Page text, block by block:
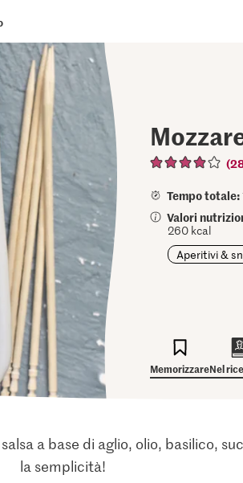
Tempo totale:
Valori
260 kcal
Aperitivi &
MemorizzareNel
a base di aglio, olio, basilico,
la semplicità!